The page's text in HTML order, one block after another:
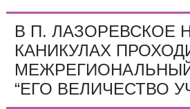
В П. ЛАЗОРЕВСКОЕ
КАНИКУЛАХ
“ЕГО ВЕЛИЧЕСТВО